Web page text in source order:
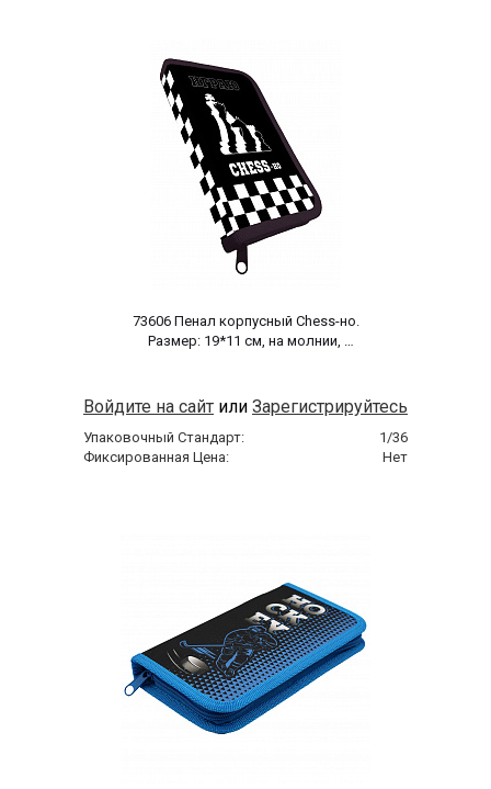
73606 Пенал корпусный Chess-но.
Размер: 19*11 см, на молнии,
Войдите на сайт или Зарегистрируйтесь
Упаковочный Стандарт:
1/36
Фиксированная Цена:
Нет